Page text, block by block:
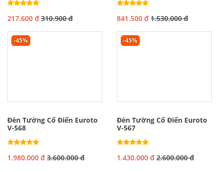
217.600 đ 310.900 đ 841.500 đ 1.530.000 đ
-45%
Đèn Tường Cổ Điển Euroto
V-568
1.980.000 đ 3.600.000 đ
-45%
Đèn Tường Cổ Điển Euroto
V-567
1.430.000 đ 2.600.000 đ